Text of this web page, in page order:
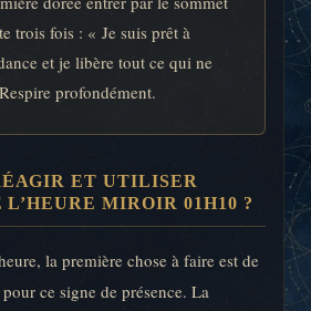
trois fois : « Je suis prêt à
et je libère tout ce qui ne
profondément.
ET UTILISER
L’HEURE MIROIR 01H10 ?
la première chose à faire est de
ce signe de présence. La